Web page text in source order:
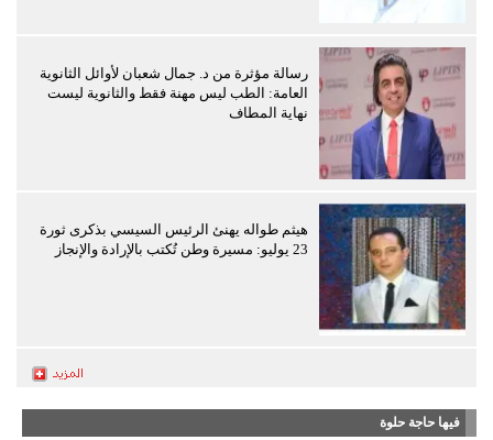
رسالة مؤثرة من د. جمال شعبان لأوائل الثانوية
العامة: الطب ليس مهنة فقط والثانوية ليست
نهاية المطاف
هيثم طواله يهنئ الرئيس السيسي بذكرى ثورة
23 يوليو: مسيرة وطن تُكتب بالإرادة والإنجاز
فيها حاجة حلوة